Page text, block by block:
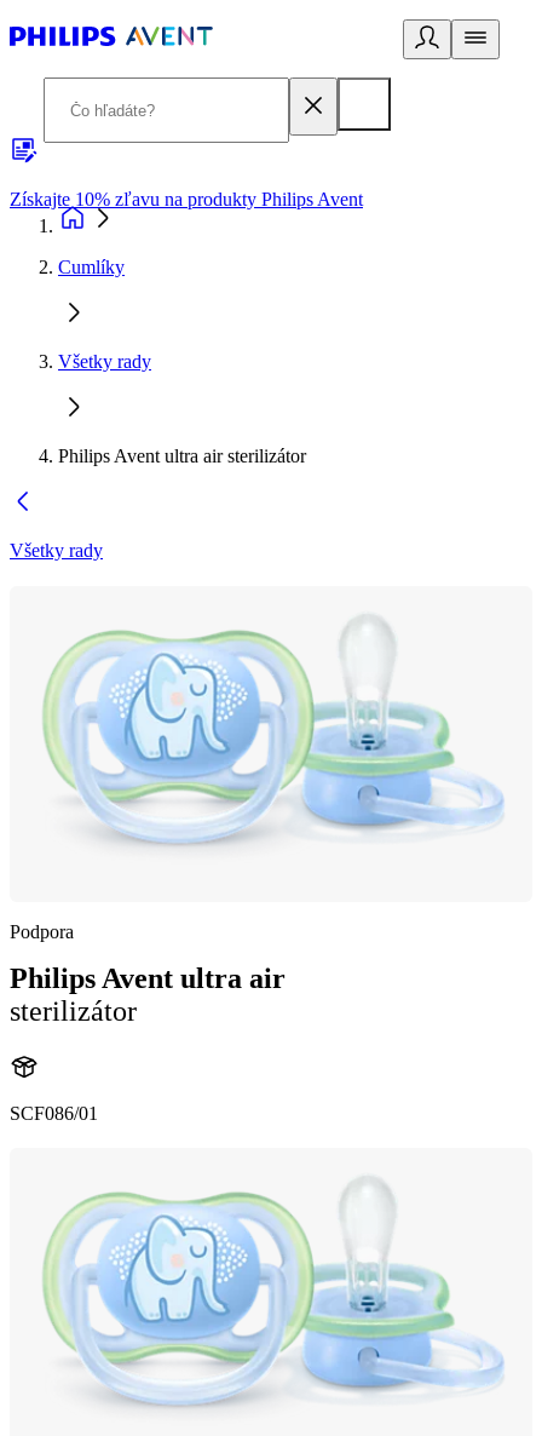
Získajte 10% zľavu na produkty Philips Avent
Cumlíky
Všetky rady
Philips Avent ultra air sterilizátor
Všetky rady
Podpora
Philips Avent ultra air
sterilizátor
SCF086/01